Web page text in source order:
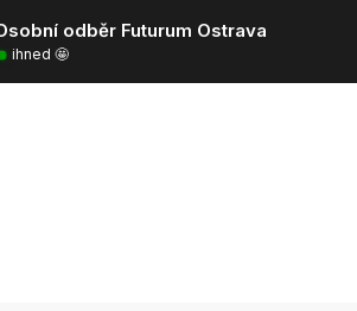
odběr Futurum Ostrava
ihned 🤩